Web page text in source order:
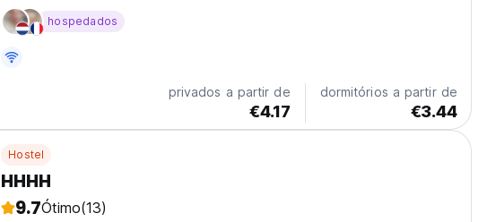
hospedados
privados a partir de
€4.17
dormitórios a partir de
€3.44
Hostel
HHHH
9.7Ótimo(13)